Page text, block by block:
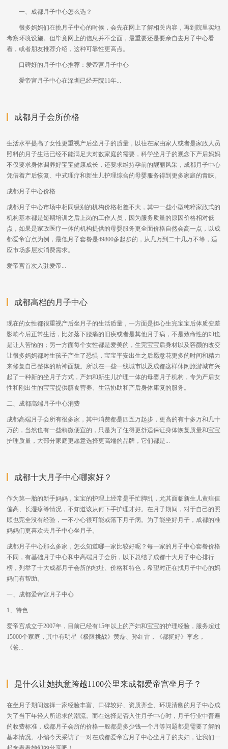
一、成都月子中心怎么选？
很多妈妈们在挑月子中心的时候，会先在网上了解相关内容，再到院里实地
考察环境设施。但毕竟网上的信息并不全面，最重要还是要亲自去月子中心看
看，或者朋友推荐介绍，这种可靠性更高点。
口碑好的月子中心推荐：爱帝宫月子中心
爱帝宫月子中心在深圳已经开院11年...
成都月子会所价格
生活水平提高了女性更重视产后坐月子的质量，以往在家由家人或者是家政人员
照料的月子生活已经不能满足大对数家庭的需要，科学坐月子的观念下产后妈妈
不仅要求身体调养好宝宝健康成长，还要求维持孕前的靓丽风采，成都月子中心
凭借着产后恢复、中式理疗和新生儿护理综合的母婴服务得到更多家庭的青睐。
成都月子中心价格
成都月子中心市场中相同级别的机构价格相差不大，其中一些小型纯粹家政式的
机构基本都是短期培训之后上岗的工作人员，因为服务质量的原因价格相对低
点，如果是家政医疗一体的机构提供的母婴服务更全面价格自然会高一点，以成
都爱帝宫点为例，最低月子套餐是49800多起步的，从几万到二十几万不等，适
应市场多层次消费需求。
爱帝宫首次入驻爱帝...
成都高档的月子中心
现在的女性都很重视产后坐月子的生活质量，一方面是担心生完宝宝后体质变差
影响今后正常生活，比如落下腰痛的旧疾或者是其他月子病，不是致命性的却也
是让人苦恼的；另一方面每个女性都是爱美的，生完宝宝后身材以及容颜的改变
让很多妈妈都对生孩子产生了恐惧，宝宝平安出生之后愿意花更多的时间和精力
来修复自己整体的精神面貌。所以在一些一线城市以及成都这样休闲旅游城市兴
起了一种新的坐月子方式，产妇和新生儿护理一体的母婴月子机构，专为产后女
性和刚出生的宝宝提供膳食营养、生活协助和产后身体康复的服务。
二、成都高端月子中心消费
成都高端月子会所有很多家，其中消费都是四五万起步，更高的有十多万和几十
万的，当然也有一些稍微便宜的，只是为了住得更舒适保证身体恢复质量和宝宝
护理质量，大部分家庭更愿意选择更高端的品牌，它们都是...
成都十大月子中心哪家好？
作为第一胎的新手妈妈，宝宝的护理上经常是手忙脚乱，尤其面临新生儿黄疸值
偏高、长湿疹等情况，不知道该从何下手护理才好。在月子期间，对于自己的照
顾也完全没有经验，一不小心很可能或落下月子病。为了能坐好月子，成都的准
妈妈们更喜欢去月子中心坐月子。
成都月子中心那么多家，怎么知道哪一家比较好呢？每一家的月子中心套餐价格
不同，有基础月子中心和中高端月子会所，以下总结了成都十大月子中心排行
榜，列举了十大成都月子会所的地址、价格和特色，希望对正在找月子中心的妈
妈们有帮助。
一、成都爱帝宫月子中心
1、特色
爱帝宫成立于2007年，目前已经有15年以上的产妇和宝宝的护理经验，服务超过
15000个家庭，其中有明星《极限挑战》黄磊、孙红雷，《都挺好》李念，
《爸...
是什么让她执意跨越1100公里来成都爱帝宫坐月子？
在坐月子期间选择一家经验丰富、口碑较好、资质齐全、环境清幽的月子中心成
为了当下年轻人所追求的潮流。而在选择是否入住月子中心时，月子行业中普遍
的收费标准，成都月子会所的价格一般都是多少钱一个月等问题都是需要了解的
基本情况。小编今天采访了一对在成都爱帝宫月子中心坐月子的夫妇，让我们一